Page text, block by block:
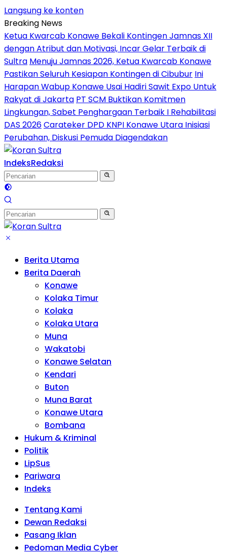
Langsung ke konten
Breaking News
Ketua Kwarcab Konawe Bekali Kontingen Jamnas XII
dengan Atribut dan Motivasi, Incar Gelar Terbaik di
Sultra Menuju Jamnas 2026, Ketua Kwarcab Konawe
Pastikan Seluruh Kesiapan Kontingen di Cibubur Ini
Harapan Wabup Konawe Usai Hadiri Sawit Expo Untuk
Rakyat di Jakarta PT SCM Buktikan Komitmen
Lingkungan, Sabet Penghargaan Terbaik I Rehabilitasi
DAS 2026Carateker DPD KNPI Konawe Utara Inisiasi
Perubahan, Diskusi Pemuda Diagendakan
IndeksRedaksi
Berita Utama
Berita Daerah
Konawe
Kolaka Timur
Kolaka
Kolaka Utara
Muna
Wakatobi
Konawe Selatan
Kendari
Buton
Muna Barat
Konawe Utara
Bombana
Hukum & Kriminal
Politik
LipSus
Pariwara
Indeks
Tentang Kami
Dewan Redaksi
Pasang Iklan
Pedoman Media Cyber